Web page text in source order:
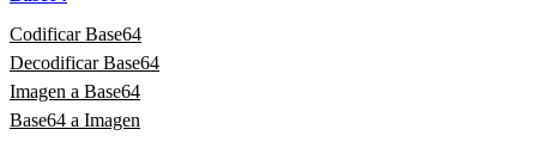
Codificar Base64
Decodificar Base64
Imagen a Base64
Base64 a Imagen